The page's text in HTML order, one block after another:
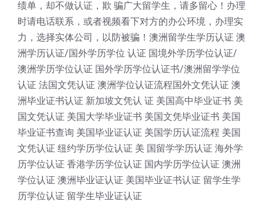
绩单，却不做认证，欺 骗广大留学生，请多留心！办理
时请电话联系，或者视频看下对方的办公环境，办理实
力，选择实体公司，以防被骗！澳洲留学生学历认证 澳
洲学历认证/国外学历学位 认证 国境外学历学位认证/
澳洲学历学位认证 国外学历学位认证书/澳洲留学学位
认证 法国文凭认证 澳洲学位认证流程国外文凭认证 澳
洲毕业证书认证 新加坡文凭认 证 美国高中毕业证书 美
国文凭认证 美国大学毕业证书 美国文凭毕业证书 美国
毕业证书查询 美国毕业证认证 美国学历认证流程 美国
文凭认证 纽约学历学位认证 美 国留学学历认证 海外学
历学位认证 香港学历学位认证 国内学历学位认证 澳洲
学位认证 澳洲毕业证认证 美国毕业证书认证 留学生学
历学位认证 留学生毕业证认证